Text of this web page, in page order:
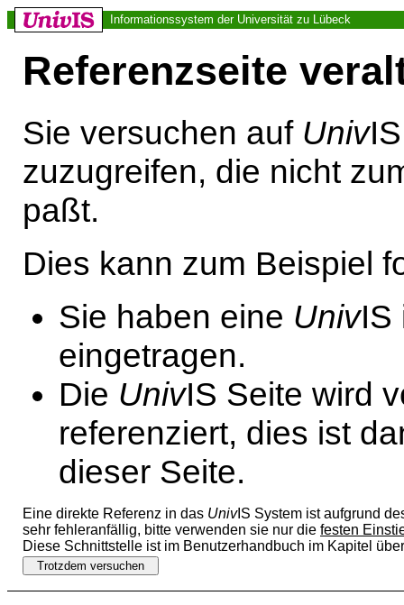
Informationssystem der Universität zu Lübeck
Referenzseite
Sie versuchen auf Univ
zuzugreifen, die nicht
paßt.
Dies kann zum Beispiel
Sie haben eine UnivIS
eingetragen.
Die UnivIS Seite wird
referenziert, dies ist
dieser Seite.
Eine direkte Referenz in das UnivIS System ist aufgrund
sehr fehleranfällig, bitte verwenden sie nur die festen
Diese Schnittstelle ist im Benutzerhandbuch im Kapitel